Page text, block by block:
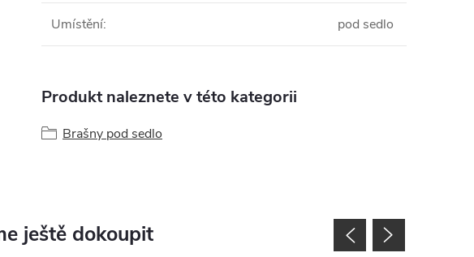
Umístění: pod sedlo
Produkt naleznete v této kategorii
Brašny pod sedlo
ještě dokoupit